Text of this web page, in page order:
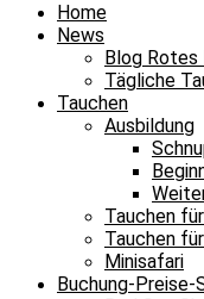
Home
News
Blog Rotes
Tägliche
Tauchen
Ausbildung
Tauchen
Tauchen
Minisafari
Buchung-Preise-